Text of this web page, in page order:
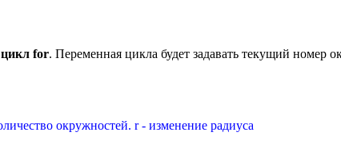
цикл for. Переменная цикла будет задавать текущий номер
окружностей. r - изменение радиуса